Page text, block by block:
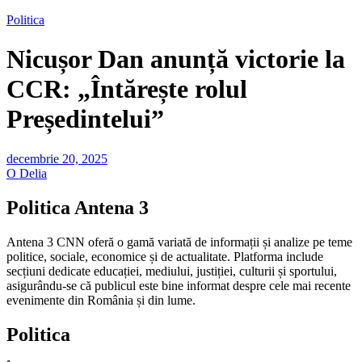
Politica
Nicușor Dan anunță victorie la
CCR: „Întărește rolul
Președintelui”
decembrie 20, 2025
O Delia
Politica Antena 3
Antena 3 CNN oferă o gamă variată de informații și analize pe teme
politice, sociale, economice și de actualitate. Platforma include
secțiuni dedicate educației, mediului, justiției, culturii și sportului,
asigurându-se că publicul este bine informat despre cele mai recente
evenimente din România și din lume.
Politica